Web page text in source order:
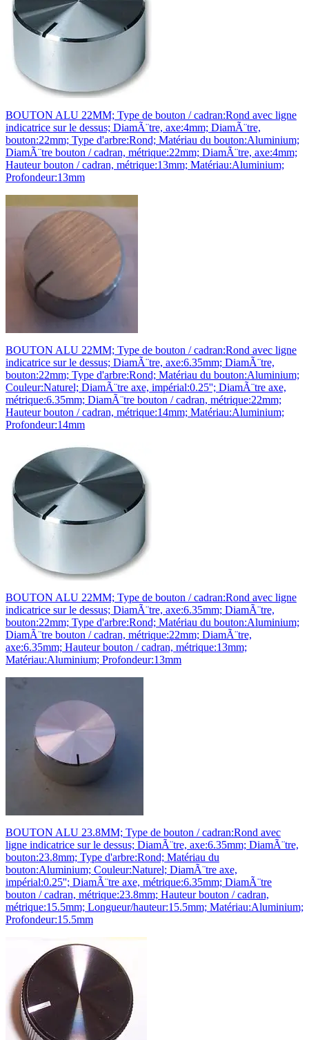
BOUTON ALU 22MM; Type de bouton / cadran:Rond avec ligne
indicatrice sur le dessus; DiamÃ¨tre, axe:4mm; DiamÃ¨tre,
bouton:22mm; Type d'arbre:Rond; Matériau du bouton:Aluminium;
DiamÃ¨tre bouton / cadran, métrique:22mm; DiamÃ¨tre, axe:4mm;
Hauteur bouton / cadran, métrique:13mm; Matériau:Aluminium;
Profondeur:13mm
BOUTON ALU 22MM; Type de bouton / cadran:Rond avec ligne
indicatrice sur le dessus; DiamÃ¨tre, axe:6.35mm; DiamÃ¨tre,
bouton:22mm; Type d'arbre:Rond; Matériau du bouton:Aluminium;
Couleur:Naturel; DiamÃ¨tre axe, impérial:0.25''; DiamÃ¨tre axe,
métrique:6.35mm; DiamÃ¨tre bouton / cadran, métrique:22mm;
Hauteur bouton / cadran, métrique:14mm; Matériau:Aluminium;
Profondeur:14mm
BOUTON ALU 22MM; Type de bouton / cadran:Rond avec ligne
indicatrice sur le dessus; DiamÃ¨tre, axe:6.35mm; DiamÃ¨tre,
bouton:22mm; Type d'arbre:Rond; Matériau du bouton:Aluminium;
DiamÃ¨tre bouton / cadran, métrique:22mm; DiamÃ¨tre,
axe:6.35mm; Hauteur bouton / cadran, métrique:13mm;
Matériau:Aluminium; Profondeur:13mm
BOUTON ALU 23.8MM; Type de bouton / cadran:Rond avec
ligne indicatrice sur le dessus; DiamÃ¨tre, axe:6.35mm; DiamÃ¨tre,
bouton:23.8mm; Type d'arbre:Rond; Matériau du
bouton:Aluminium; Couleur:Naturel; DiamÃ¨tre axe,
impérial:0.25''; DiamÃ¨tre axe, métrique:6.35mm; DiamÃ¨tre
bouton / cadran, métrique:23.8mm; Hauteur bouton / cadran,
métrique:15.5mm; Longueur/hauteur:15.5mm; Matériau:Aluminium;
Profondeur:15.5mm